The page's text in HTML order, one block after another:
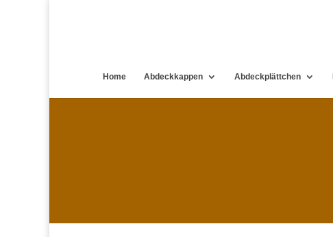
Home Abdeckkappen Abdeckplättchen